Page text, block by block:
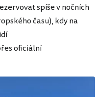
spíše v nočních
času), kdy na
oficiální